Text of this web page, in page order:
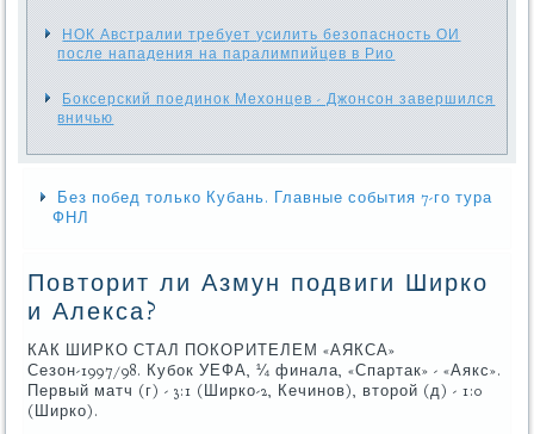
НОК Австралии требует усилить безопасность ОИ
после нападения на паралимпийцев в Рио
Боксерский поединок Мехонцев - Джонсон завершился
вничью
Без побед только Кубань. Главные события 7-го тура
ФНЛ
Повторит ли Азмун подвиги Ширко
и Алекса?
КАК ШИРКО СТАЛ ПОКОРИТЕЛЕМ «АЯКСА»
Сезон-1997/98. Кубок УЕФА, ¼ финала, «Спартак» - «Аякс».
Первый матч (г) - 3:1 (Ширко-2, Кечинов), второй (д) - 1:0
(Ширко).